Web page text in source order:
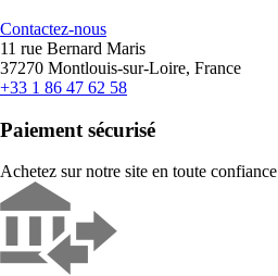
Contactez-nous
11 rue Bernard Maris
37270 Montlouis-sur-Loire, France
+33 1 86 47 62 58
Paiement sécurisé
Achetez sur notre site en toute confiance